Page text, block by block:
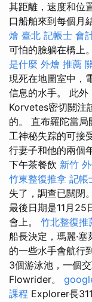
其距離，速度和位
口船舶來到每個月
燴 臺北 記帳士 會
可怕的臉躺在橋上。
是什麼 外燴 推薦
現死在地圖室中，
信息的水手。 此外
Korvetes密切關注
的。 直布羅陀當局
工神秘失踪的可接
行妻子和他的兩個
下午茶餐飲 新竹
竹東整復推拿 記帳
失了，調查已關閉。
最後日期是11月25
會上。 竹北整復推
船長決定，瑪麗·
的一些水手會航行
3個游泳池，一個
Flowrider。
課程 Explorer長